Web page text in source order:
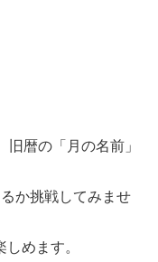
暦の「月の名前」
か挑戦してみませ
めます。